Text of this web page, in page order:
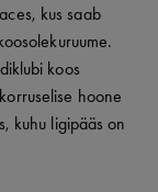
kus saab
koos
hoone
kuhu ligipääs on